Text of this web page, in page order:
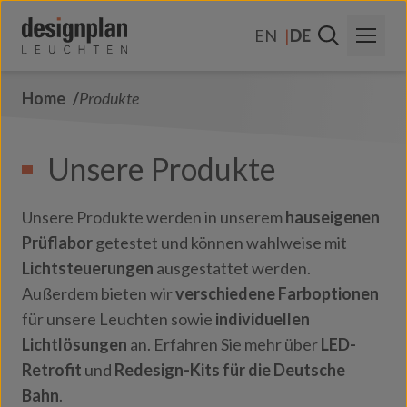
EN
DE
Kontakt
FAQs
Home Produkte
Unsere Produkte
Unsere Produkte werden in unseremhauseigenen
Prüflaborgetestet und können wahlweise mit
Lichtsteuerungen ausgestattet werden.
Außerdem bieten wirverschiedene Farboptionen
für unsere Leuchten sowie individuellen
Lichtlösungen an. Erfahren Sie mehr überLED-
Retrofit und Redesign-Kits für die Deutsche
Bahn.